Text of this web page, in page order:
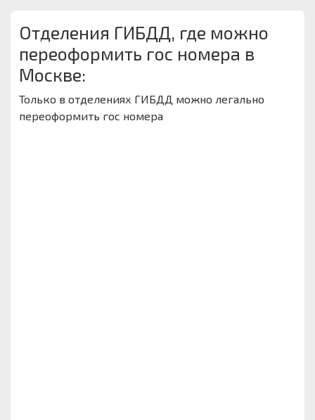
Отделения ГИБДД, где можно
переоформить гос номера в
Москве:
Только в отделениях ГИБДД можно легально
переоформить гос номера